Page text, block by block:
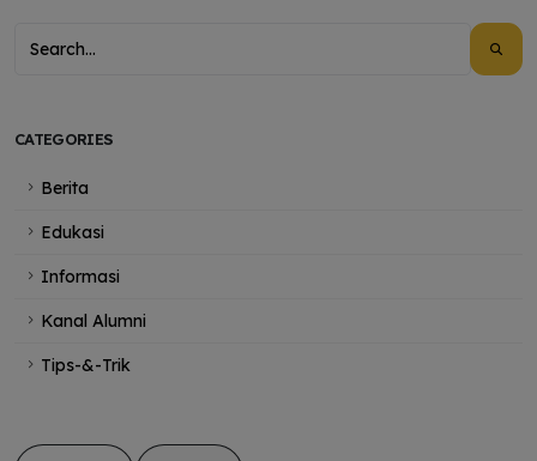
CATEGORIES
Berita
Edukasi
Informasi
Kanal Alumni
Tips-&-Trik